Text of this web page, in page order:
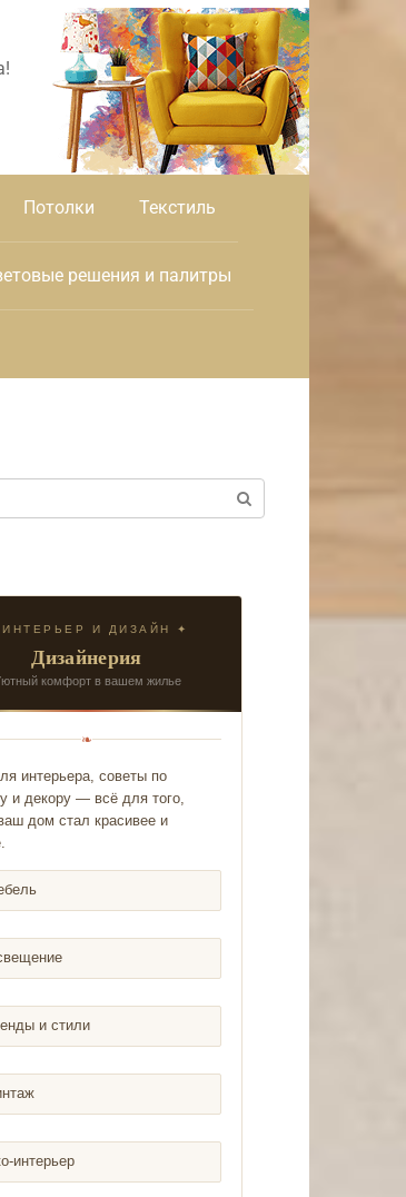
Потолки Текстиль
решения и палитры
И ДИЗАЙН ✦
Дизайнерия
комфорт в вашем жилье
❧
интерьера, советы по
и декору — всё для того,
дом стал красивее и
и стили
интерьер